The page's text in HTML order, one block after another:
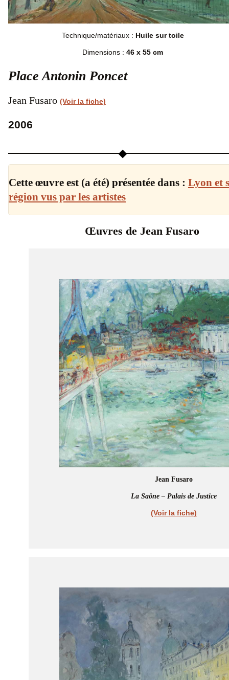
Technique/matériaux : Huile sur toile
Dimensions : 46 x 55 cm
Place Antonin Poncet
Jean Fusaro (Voir la fiche)
2006
Cette œuvre est (a été) présentée dans : Lyon et
région vus par les artistes
Œuvres de Jean Fusaro
Jean Fusaro
La Saône – Palais de Justice
(Voir la fiche)